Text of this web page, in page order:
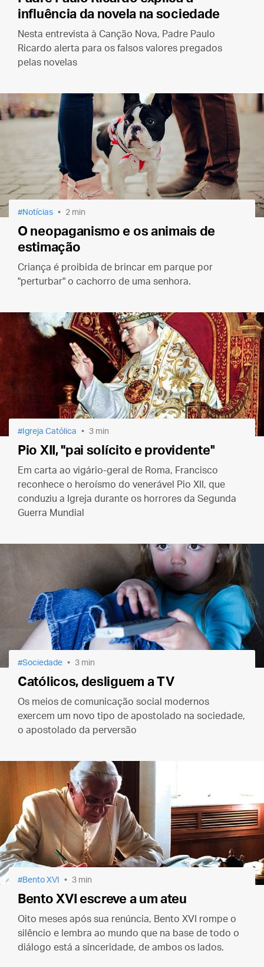
influência da novela na sociedade
Nesta entrevista à Canção Nova, Padre Paulo
Ricardo alerta para os falsos valores pregados
pelas novelas
Notícias 2 min
O neopaganismo e os animais de
estimação
Criança é proibida de brincar em parque por
"perturbar" o cachorro de uma senhora.
Igreja Católica 3 min
Pio XII, "pai solícito e providente"
Em carta ao vigário-geral de Roma, Francisco
reconhece o heroísmo do venerável Pio XII, que
conduziu a Igreja durante os horrores da Segunda
Guerra Mundial
Sociedade 3 min
Católicos, desliguem a TV
Os meios de comunicação social modernos
exercem um novo tipo de apostolado na sociedade,
o apostolado da perversão
Bento XVI 3 min
Bento XVI escreve a um ateu
Oito meses após sua renúncia, Bento XVI rompe o
silêncio e lembra ao mundo que na base de todo o
diálogo está a sinceridade, de ambos os lados.